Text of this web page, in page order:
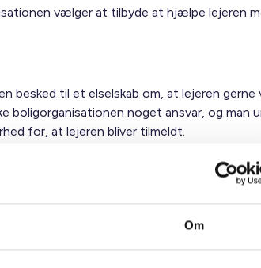
Om
vælger at tilbyde at hjælpe lejeren
besked til et elselskab om, at lejeren
boligorganisationen noget ansvar, og man
for, at lejeren bliver tilmeldt.
konkret hjælpe lejeren med at ringe op til
fra denne. Dette kræver imidlertid nogle